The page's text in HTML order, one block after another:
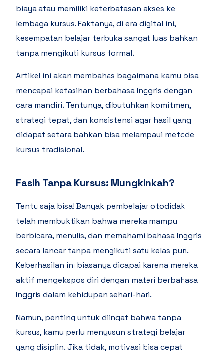
biaya atau memiliki keterbatasan akses ke
lembaga kursus. Faktanya, di era digital ini,
kesempatan belajar terbuka sangat luas bahkan
tanpa mengikuti kursus formal.
Artikel ini akan membahas bagaimana kamu bisa
mencapai kefasihan berbahasa Inggris dengan
cara mandiri. Tentunya, dibutuhkan komitmen,
strategi tepat, dan konsistensi agar hasil yang
didapat setara bahkan bisa melampaui metode
kursus tradisional.
Fasih Tanpa Kursus: Mungkinkah?
Tentu saja bisa! Banyak pembelajar otodidak
telah membuktikan bahwa mereka mampu
berbicara, menulis, dan memahami bahasa Inggris
secara lancar tanpa mengikuti satu kelas pun.
Keberhasilan ini biasanya dicapai karena mereka
aktif mengekspos diri dengan materi berbahasa
Inggris dalam kehidupan sehari-hari.
Namun, penting untuk diingat bahwa tanpa
kursus, kamu perlu menyusun strategi belajar
yang disiplin. Jika tidak, motivasi bisa cepat